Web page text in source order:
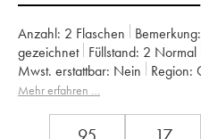
Anzahl: 2 Flaschen Bemerkung:
gezeichnet Füllstand: 2 Normal
Mwst. erstattbar:
nein Region:
Appellation:
Champagne
Mehr erfahren …